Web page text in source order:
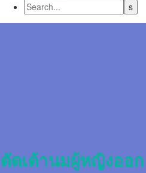
ตัดเต้านมผู้หญิงออก